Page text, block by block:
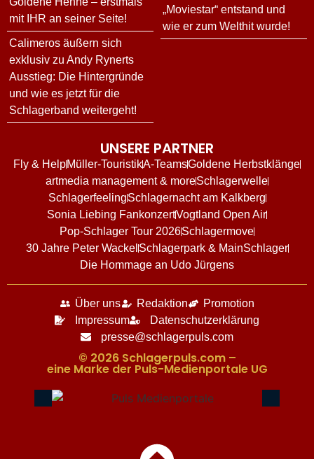
mit IHR an seiner Seite!
Calimeros äußern sich
exklusiv zu Andy Rynerts
Ausstieg: Die Hintergründe
und wie es jetzt für die
Schlagerband weitergeht!
„Moviestar“ entstand und
wie er zum Welthit wurde!
UNSERE PARTNER
Fly & HelpMüller-TouristikA-TeamsGoldene Herbstklänge
artmedia management & moreSchlagerwelle
SchlagerfeelingSchlagernacht am Kalkberg
Sonia Liebing FankonzertVogtland Open Air
Pop-Schlager Tour 2026Schlagermove
30 Jahre Peter Wackel Schlagerpark & MainSchlager
Die Hommage an Udo Jürgens
Über uns Redaktion
Promotion
Impressum
Datenschutzerklärung
presse@schlagerpuls.com
© 2026 Schlagerpuls.com –
eine Marke der Puls-Medienportale UG​